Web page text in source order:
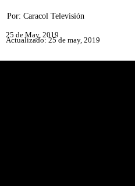
Por: Caracol Televisión
25 de May, 2019
Actualizado: 25 de may, 2019